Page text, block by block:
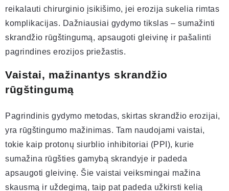
reikalauti chirurginio įsikišimo, jei erozija sukelia rimtas
komplikacijas. Dažniausiai gydymo tikslas – sumažinti
skrandžio rūgštingumą, apsaugoti gleivinę ir pašalinti
pagrindines erozijos priežastis.
Vaistai, mažinantys skrandžio
rūgštingumą
Pagrindinis gydymo metodas, skirtas skrandžio erozijai,
yra rūgštingumo mažinimas. Tam naudojami vaistai,
tokie kaip protonų siurblio inhibitoriai (PPI), kurie
sumažina rūgšties gamybą skrandyje ir padeda
apsaugoti gleivinę. Šie vaistai veiksmingai mažina
skausmą ir uždegimą, taip pat padeda užkirsti kelią